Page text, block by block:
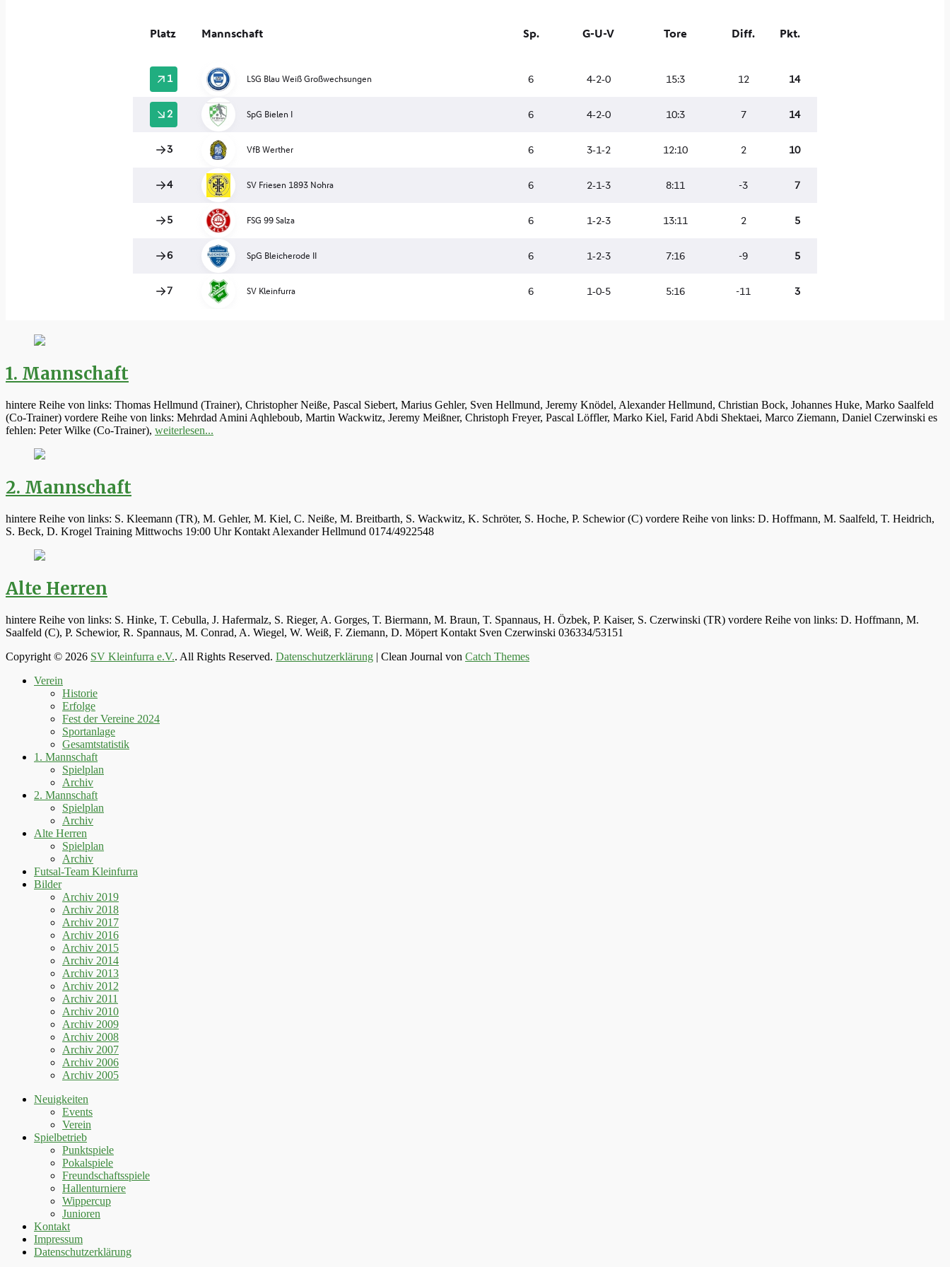
1. Mannschaft
hintere Reihe von links: Thomas Hellmund (Trainer), Christopher Neiße, Pascal Siebert, Marius Gehler, Sven Hellmund, Jeremy Knödel, Alexander Hellmund, Christian Bock, Johannes Huke, Marko Saalfeld
(Co-Trainer) vordere Reihe von links: Mehrdad Amini Aqhleboub, Martin Wackwitz, Jeremy Meißner, Christoph Freyer, Pascal Löffler, Marko Kiel, Farid Abdi Shektaei, Marco Ziemann, Daniel Czerwinski es
fehlen: Peter Wilke (Co-Trainer), weiterlesen...
2. Mannschaft
hintere Reihe von links: S. Kleemann (TR), M. Gehler, M. Kiel, C. Neiße, M. Breitbarth, S. Wackwitz, K. Schröter, S. Hoche, P. Schewior (C) vordere Reihe von links: D. Hoffmann, M. Saalfeld, T. Heidrich,
S. Beck, D. Krogel Training Mittwochs 19:00 Uhr Kontakt Alexander Hellmund 0174/4922548
Alte Herren
hintere Reihe von links: S. Hinke, T. Cebulla, J. Hafermalz, S. Rieger, A. Gorges, T. Biermann, M. Braun, T. Spannaus, H. Özbek, P. Kaiser, S. Czerwinski (TR) vordere Reihe von links: D. Hoffmann, M.
Saalfeld (C), P. Schewior, R. Spannaus, M. Conrad, A. Wiegel, W. Weiß, F. Ziemann, D. Möpert Kontakt Sven Czerwinski 036334/53151
Copyright © 2026 SV Kleinfurra e.V.. All Rights Reserved. Datenschutzerklärung | Clean Journal von Catch Themes
scrollenVerein
Historie
Erfolge
Fest der Vereine 2024
Sportanlage
Gesamtstatistik
1. Mannschaft
Spielplan
Archiv
2. Mannschaft
Spielplan
Archiv
Alte Herren
Spielplan
Archiv
Futsal-Team Kleinfurra
Bilder
Archiv 2019
Archiv 2018
Archiv 2017
Archiv 2016
Archiv 2015
Archiv 2014
Archiv 2013
Archiv 2012
Archiv 2011
Archiv 2010
Archiv 2009
Archiv 2008
Archiv 2007
Archiv 2006
Archiv 2005
Neuigkeiten
Events
Verein
Spielbetrieb
Punktspiele
Pokalspiele
Freundschaftsspiele
Hallenturniere
Wippercup
Junioren
Kontakt
Impressum
Datenschutzerklärung